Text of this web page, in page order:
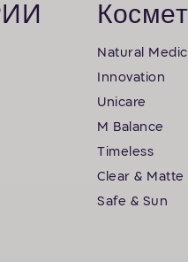
Natural
Innovation
Unicare
M Balance
Timeless
Clear & Matte
Safe & Sun